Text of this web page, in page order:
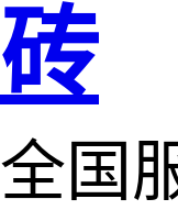
砖
全国